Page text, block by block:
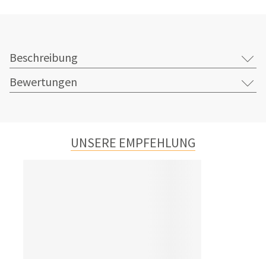
Beschreibung
Bewertungen
UNSERE EMPFEHLUNG